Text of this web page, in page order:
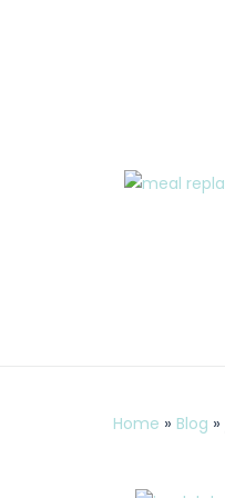
Home » Blog »